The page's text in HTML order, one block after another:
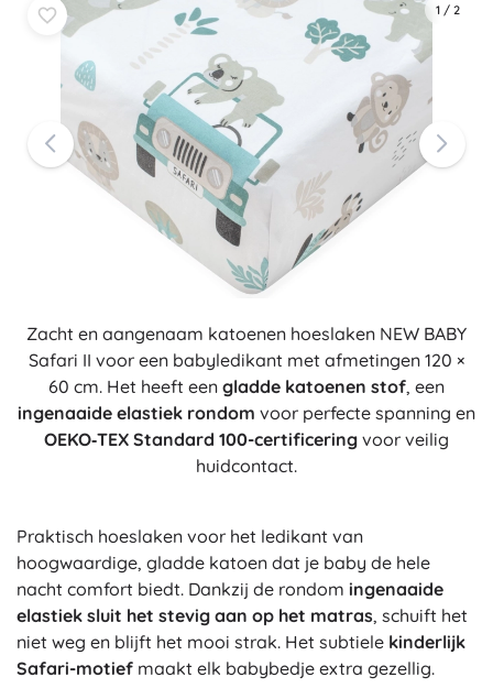
1 / 2
Zacht en aangenaam katoenen hoeslaken NEW BABY
Safari II voor een babyledikant met afmetingen 120 ×
60 cm. Het heeft een gladde katoenen stof, een
ingenaaide elastiek rondom voor perfecte spanning en
OEKO‑TEX Standard 100-certificering voor veilig
huidcontact.
Praktisch hoeslaken voor het ledikant van
hoogwaardige, gladde katoen dat je baby de hele
nacht comfort biedt. Dankzij de rondom ingenaaide
elastiek sluit het stevig aan op het matras, schuift het
niet weg en blijft het mooi strak. Het subtiele kinderlijk
Safari-motief maakt elk babybedje extra gezellig.